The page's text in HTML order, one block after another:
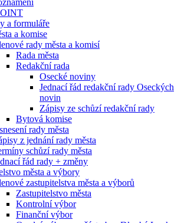
a formuláře
a komise
rady města a komisí
Rada města
Redakční rada
Osecké noviny
Jednací řád redakční rady Oseckých
novin
Zápisy ze schůzí redakční rady
Bytová komise
rady města
z jednání rady města
schůzí rady města
řád rady + změny
města a výbory
zastupitelstva města a výborů
Zastupitelstvo města
Kontrolní výbor
Finanční výbor